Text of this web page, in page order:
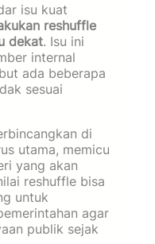
isu kuat
reshuffle
dekat. Isu ini
internal
ada beberapa
sesuai
di
utama, memicu
yang akan
reshuffle bisa
untuk
agar
publik sejak